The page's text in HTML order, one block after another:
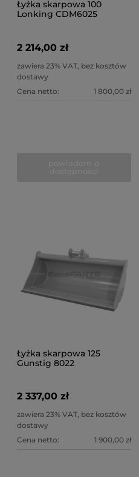
Łyżka skarpowa 100
Lonking CDM6025
2 214,00 zł
zawiera 23% VAT, bez kosztów
dostawy
Cena netto:
1 800,00 zł
Łyżka skarpowa 125
Gunstig 8022
2 337,00 zł
zawiera 23% VAT, bez kosztów
dostawy
Cena netto:
1 900,00 zł